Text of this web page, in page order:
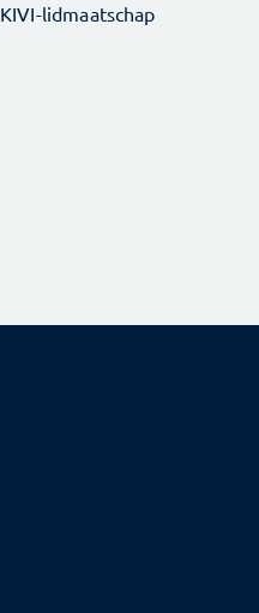
KIVI-lidmaatschap